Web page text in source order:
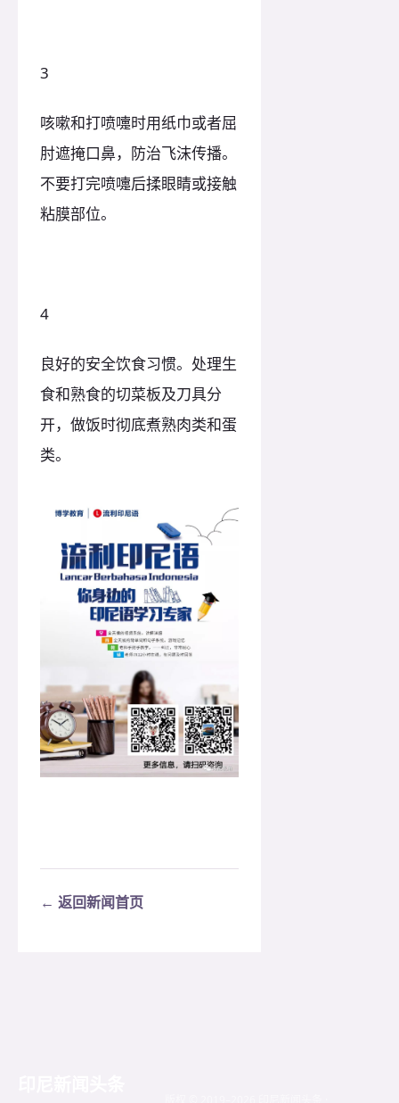
3
咳嗽和打喷嚏时用纸巾或者屈
肘遮掩口鼻，防治飞沫传播。
不要打完喷嚏后揉眼睛或接触
粘膜部位。
4
良好的安全饮食习惯。处理生
食和熟食的切菜板及刀具分
开，做饭时彻底煮熟肉类和蛋
类。
← 返回新闻首页